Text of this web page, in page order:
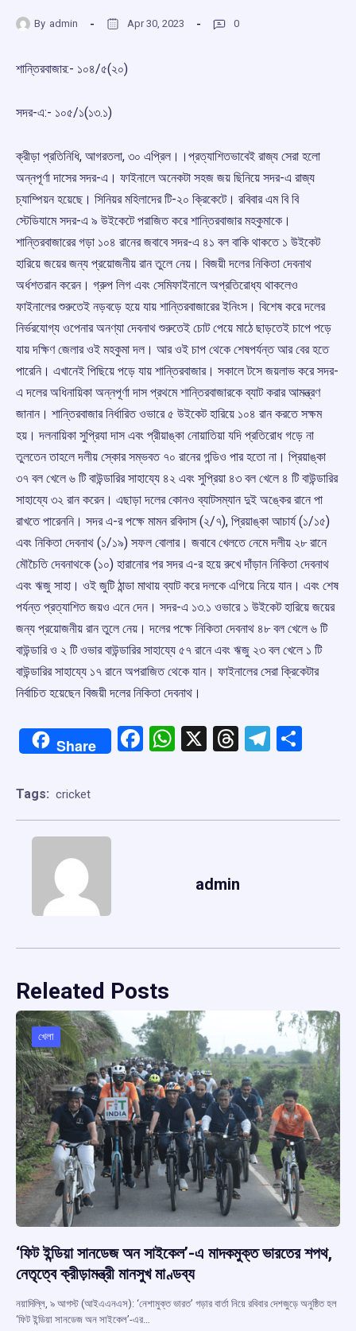
By admin Apr 30, 2023 0
শান্তিরবাজার:-‌ ১০৪/‌৫(২০)
সদর-এ:- ১০৫/‌১(১৩.১)
ক্রীড়া প্রতিনিধি, আগরতলা, ৩০ এপ্রিল।।প্রত্যাশিতভাবেই রাজ্য সেরা হলো
অন্নপূর্ণা দাসের সদর-এ। ফাইনালে অনেকটা সহজ জয় ছিনিয়ে সদর-এ রাজ্য
চ্যাম্পিয়ন হয়েছে। সিনিয়র মহিলাদের টি-‌২০ ক্রিকেটে। রবিবার এম বি বি
স্টেডিযামে সদর-এ ৯ উইকেটে পরাজিত করে শান্তিরবাজার মহকুমাকে।
শান্তিরবাজারের গড়া ১০৪ রানের জবাবে সদর-এ ৪১ বল বাকি থাকতে ১ উইকেট
হারিয়ে জয়ের জন্য প্রয়োজনীয় রান তুলে নেয়। বিজয়ী দলের নিকিতা দেবনাথ
অর্ধশতরান করেন। গ্রুপ লিগ এবং সেমিফাইনালে অপ্রতিরোধ্য থাকলেও
ফাইনালের শুরুতেই নড়বড়ে হয়ে যায় শান্তিরবাজারের ইনিংস। বিশেষ করে দলের
নির্ভরযোগ্য ওপেনার অনণ্যা দেবনাথ শুরুতেই চোট পেয়ে মাঠে ছাড়তেই চাপে পড়ে
যায় দক্ষিণ জেলার ওই মহকুমা দল। আর ওই চাপ থেকে শেষপর্যন্ত আর বের হতে
পারেনি। এখানেই পিছিয়ে পড়ে যায় শান্তিরবাজার। সকালে টসে জয়লাভ করে সদর-
এ দলের অধিনায়িকা অন্নপূর্ণা দাস প্রথমে শান্তিরবাজারকে ব্যাট করার আমন্ত্রণ
জানান। শান্তিরবাজার নির্ধারিত ওভারে ৫ উইকেট হারিয়ে ১০৪ রান করতে সক্ষম
হয়। দলনায়িকা সুপ্রিযা দাস এবং প্রীয়াঙ্কা নোয়াতিয়া যদি প্রতিরোধ গড়ে না
তুলতেন তাহলে দলীয় স্কোর সম্ভবত ৭০ রানের গন্ডিও পার হতো না। প্রিয়াঙ্কা
৩৭ বল খেলে ৬ টি বাউন্ডারির সাহায্যে ৪২ এবং সুপ্রিয়া ৪৩ বল খেলে ৪ টি বাউন্ডারির
সাহায্যে ৩২ রান করেন। এছাড়া দলের কোনও ব্যাটসম্যান দুই অঙ্কের রানে পা
রাখতে পারেননি। সদর এ-র পক্ষে মামন রবিদাস (‌২/‌৭), প্রিয়াঙ্কা আচার্য (‌১/‌১৫)
এবং নিকিতা দেবনাথ (‌১/‌১৯) সফল বোলার। জবাবে খেলতে নেমে দলীয় ২৮ রানে
মৌচৈতি দেবনাথকে (‌১০) হারানোর পর সদর এ-র হয়ে রুখে দাঁড়ান‌‌‌‌ নিকিতা দেবনাথ
এবং ঋজু সাহা। ওই জুটি ঠান্ডা মাথায় ব্যাট করে দলকে এগিয়ে নিয়ে যান। এবং শেষ
পর্যন্ত প্রত্যাশিত জয়ও এনে দেন। সদর-এ ১৩.‌১ ওভারে ১ উইকেট হারিয়ে জয়ের
জন্য প্রয়োজনীয় রান তুলে নেয়। দলের পক্ষে নিকিতা দেবনাথ ৪৮ বল খেলে ৬ টি
বাউন্ডারি ও ২ টি ওভার বাউন্ডারির সাহায্যে ৫৭ রানে এবং ঋজু ২৩ বল খেলে ১ টি
বাউন্ডারির সাহায্যে ১৭ রানে অপরাজিত থেকে যান। ফাইনালের সেরা ক্রিকেটার
নির্বাচিত হয়েছেন বিজয়ী দলের নিকিতা দেবনাথ। ‌
Share Facebook
WhatsApp
X Threads
Tags: cricket
admin
Releated Posts
খেলা
‘ফিট ইন্ডিয়া সানডেজ অন সাইকেল’-এ মাদকমুক্ত ভারতের শপথ,
নেতৃত্বে ক্রীড়ামন্ত্রী মানসুখ মাণ্ডব্য
নয়াদিল্লি, ৯ আগস্ট (আইএএনএস): ‘নেশামুক্ত ভারত’ গড়ার বার্তা নিয়ে রবিবার দেশজুড়ে অনুষ্ঠিত হল
‘ফিট ইন্ডিয়া সানডেজ অন সাইকেল’-এর…